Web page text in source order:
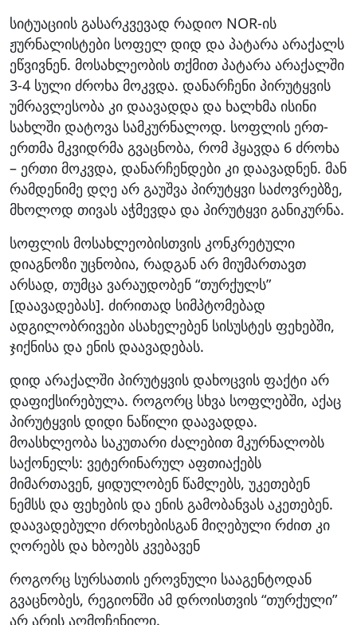
სიტუაციის გასარკვევად რადიო NOR-ის
ჟურნალისტები სოფელ დიდ და პატარა არაქალს
ეწვივნენ. მოსახლეობის თქმით პატარა არაქალში
3-4 სული ძროხა მოკვდა. დანარჩენი პირუტყვის
უმრავლესობა კი დაავადდა და ხალხმა ისინი
სახლში დატოვა სამკურნალოდ. სოფლის ერთ-
ერთმა მკვიდრმა გვაცნობა, რომ ჰყავდა 6 ძროხა
– ერთი მოკვდა, დანარჩენდები კი დაავადნენ. მან
რამდენიმე დღე არ გაუშვა პირუტყვი საძოვრებზე,
მხოლოდ თივას აჭმევდა და პირუტყვი განიკურნა.
სოფლის მოსახლეობისთვის კონკრეტული
დიაგნოზი უცნობია, რადგან არ მიუმართავთ
არსად, თუმცა ვარაუდობენ “თურქულს”
[დაავადებას]. ძირითად სიმპტომებად
ადგილობრივები ასახელებენ სისუსტეს ფეხებში,
ჯიქნისა და ენის დაავადებას.
დიდ არაქალში პირუტყვის დახოცვის ფაქტი არ
დაფიქსირებულა. როგორც სხვა სოფლებში, აქაც
პირუტყვის დიდი ნაწილი დაავადდა.
მოასხლეობა საკუთარი ძალებით მკურნალობს
საქონელს: ვეტერინარულ აფთიაქებს
მიმართავენ, ყიდულობენ წამლებს, უკეთებენ
ნემსს და ფეხების და ენის გამობანვას აკეთებენ.
დაავადებული ძროხებისგან მიღებული რძით კი
ღორებს და ხბოებს კვებავენ
როგორც სურსათის ეროვნული სააგენტოდან
გვაცნობეს, რეგიონში ამ დროისთვის “თურქული”
არ არის აღმოჩენილი.